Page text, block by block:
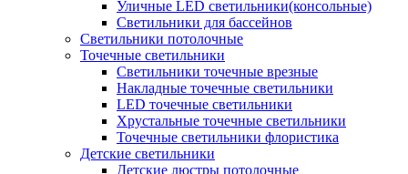
Уличные LED светильники(консольные)
Светильники для бассейнов
Светильники потолочные
Точечные светильники
Светильники точечные врезные
Накладные точечные светильники
LED точечные светильники
Хрустальные точечные светильники
Точечные светильники флористика
Детские светильники
Детские люстры потолочные